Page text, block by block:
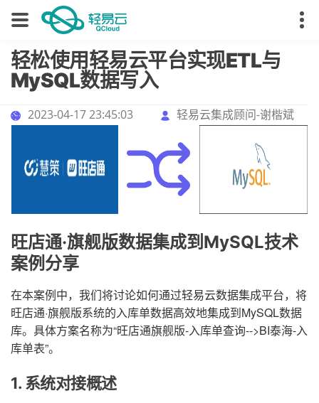
轻松使用轻易云平台实现ETL与
MySQL数据写入
2023-04-17 23:45:03 轻易云集成顾问-谢楷斌
旺店通·旗舰版数据集成到MySQL技术
案例分享
在本案例中，我们将讨论如何通过轻易云数据集成平台，将
旺店通·旗舰版系统的入库单数据高效地集成到MySQL数据
库。具体方案名称为“旺店通旗舰版-入库单查询-->BI泰海-入
库单表”。
1. 系统对接概述